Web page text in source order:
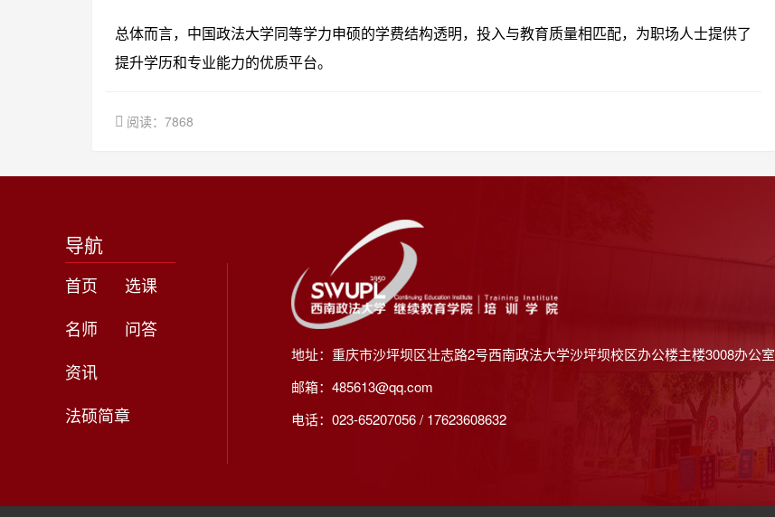
总体而言，中国政法大学同等学力申硕的学费结构透明，投入与教育质量相匹配，为职场人士提供了
提升学历和专业能力的优质平台。
阅读：7868
导航
首页
选课
名师
问答
资讯
法硕简章
地址：重庆市沙坪坝区壮志路2号西南政法大学沙坪坝校区办公楼主楼3008办公室
邮箱：485613@qq.com
电话：023-65207056 / 17623608632